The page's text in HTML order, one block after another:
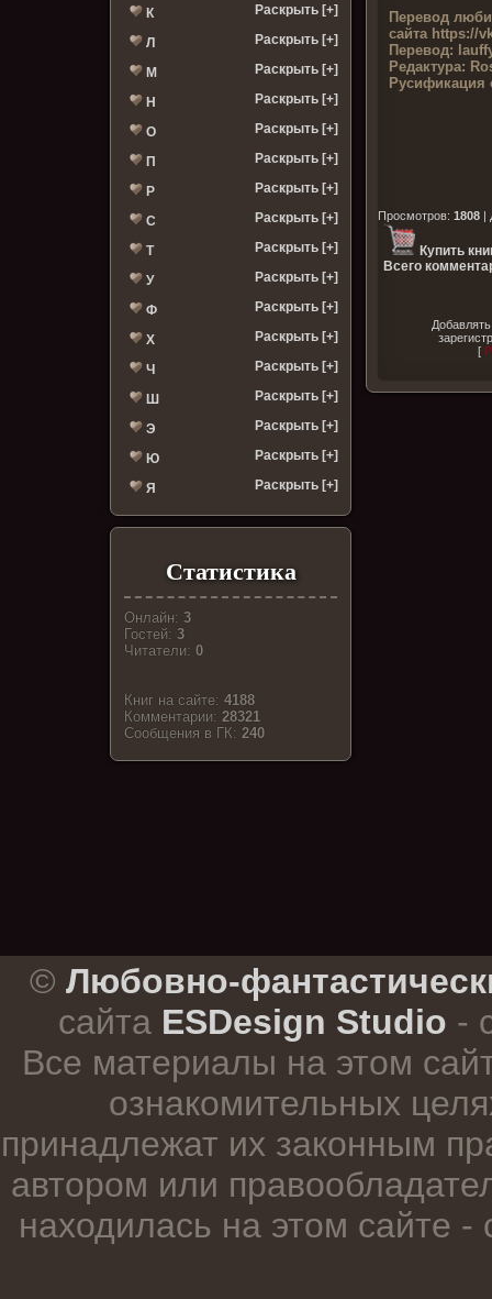
К Раскрыть [+]
Л Раскрыть [+]
М Раскрыть [+]
Н Раскрыть [+]
О Раскрыть [+]
П Раскрыть [+]
Р Раскрыть [+]
С Раскрыть [+]
Т Раскрыть [+]
У Раскрыть [+]
Ф Раскрыть [+]
Х Раскрыть [+]
Ч Раскрыть [+]
Ш Раскрыть [+]
Э Раскрыть [+]
Ю Раскрыть [+]
Я Раскрыть [+]
Статистика
Онлайн:3
Гостей:3
Читатели:0
Книг на сайте:4188
Комментарии:28321
Cообщения в ГК:240
Перевод
сайта https://
Перевод:
Редактура:
Просмотров:1808 |
Купить
Всего
[
© Любовно-
сайта ESDesign Studio -
Все материалы на этом
ознакомительных
принадлежат их законным
автором или
находилась на этом сайте